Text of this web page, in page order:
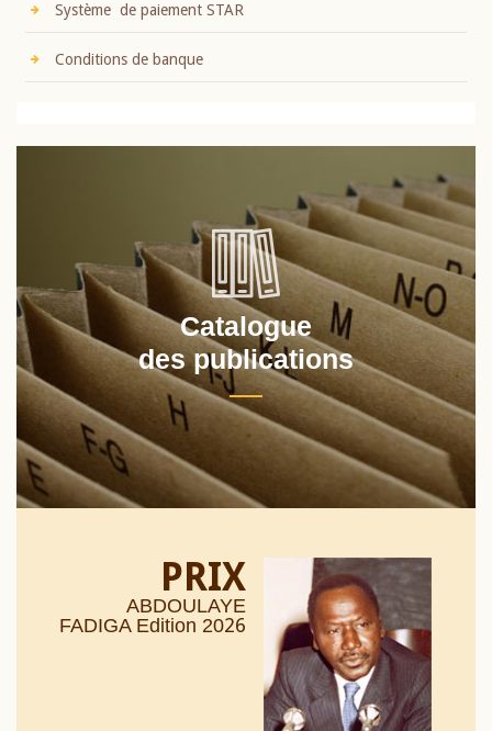
Système de paiement STAR
Conditions de banque
Catalogue
des publications
PRIX
ABDOULAYE
FADIGA Edition 2026